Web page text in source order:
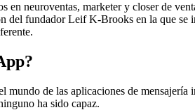
en neuroventas, marketer y closer de
del fundador Leif K-Brooks en la que
mundo de las aplicaciones de
ha sido capaz.